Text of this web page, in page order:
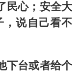
民心；安全大
，说自己看不
下台或者给个